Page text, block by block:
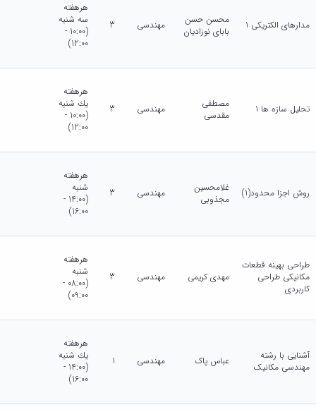
مدارهای الکتریکی 1
محسن حسن
بابای نوزادیان
مهندسی 3
هرهفته
سه شنبه
(10:00 -
12:00)
تحلیل سازه ها 1
مصطفی
مقدسی
مهندسی 3
هرهفته
يك شنبه
(10:00 -
12:00)
روش اجزا محدود(1)
غلامحسین
مجذوبی
مهندسی 3
هرهفته
شنبه
(14:00 -
16:00)
طراحی بهینه قطعات
مکانیکی طراحی
کاربردی
مهدی کریمی مهندسی 3
هرهفته
شنبه
(08:00 -
09:00)
آشنایی با رشته
مهندسی مکانیک
عباس پاک مهندسی 1
هرهفته
يك شنبه
(14:00 -
16:00)